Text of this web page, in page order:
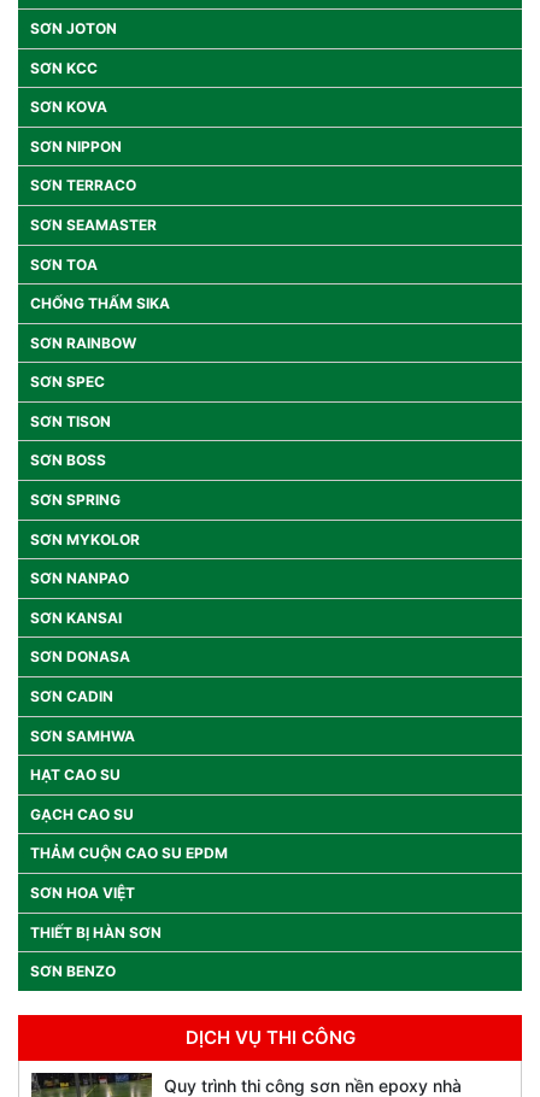
SƠN JOTON
SƠN KCC
SƠN KOVA
SƠN NIPPON
SƠN TERRACO
SƠN SEAMASTER
SƠN TOA
CHỐNG THẤM SIKA
SƠN RAINBOW
SƠN SPEC
SƠN TISON
SƠN BOSS
SƠN SPRING
SƠN MYKOLOR
SƠN NANPAO
SƠN KANSAI
SƠN DONASA
SƠN CADIN
SƠN SAMHWA
HẠT CAO SU
GẠCH CAO SU
THẢM CUỘN CAO SU EPDM
SƠN HOA VIỆT
THIẾT BỊ HÀN SƠN
SƠN BENZO
DỊCH VỤ THI CÔNG
Quy trình thi công sơn nền epoxy nhà